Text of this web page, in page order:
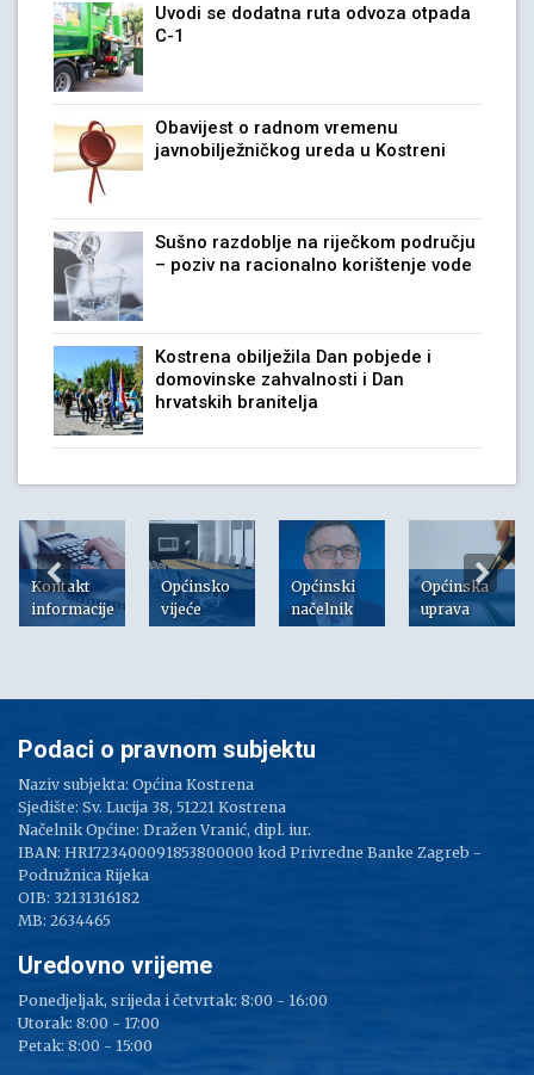
Uvodi se dodatna ruta odvoza otpada
C-1
Obavijest o radnom vremenu
javnobilježničkog ureda u Kostreni
Sušno razdoblje na riječkom području
– poziv na racionalno korištenje vode
Kostrena obilježila Dan pobjede i
domovinske zahvalnosti i Dan
hrvatskih branitelja
Kontakt
informacije
Općinsko
vijeće
Općinski
načelnik
Općinska
uprava
Podaci o pravnom subjektu
Naziv subjekta: Općina Kostrena
Sjedište: Sv. Lucija 38, 51221 Kostrena
Načelnik Općine: Dražen Vranić, dipl. iur.
IBAN: HR1723400091853800000 kod Privredne Banke Zagreb -
Podružnica Rijeka
OIB: 32131316182
MB: 2634465
Uredovno vrijeme
Ponedjeljak, srijeda i četvrtak: 8:00 - 16:00
Utorak: 8:00 - 17:00
Petak: 8:00 - 15:00